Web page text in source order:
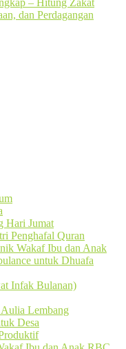
– Hitung Zakat
dan Perdagangan
Hari Jumat
Penghafal Quran
Wakaf Ibu dan Anak
untuk Dhuafa
Infak Bulanan)
Lembang
Desa